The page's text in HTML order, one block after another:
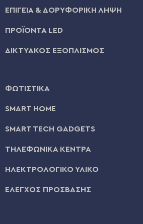
ΕΠΙΓΕΙΑ & ΔΟΡΥΦΟΡΙΚΗ ΛΗΨΗ
ΠΡΟΪΟΝΤΑ LED
ΔΙΚΤΥΑΚΟΣ ΕΞΟΠΛΙΣΜΟΣ
ΦΩΤΙΣΤΙΚΑ
SMART HOME
SMART TECH GADGETS
ΤΗΛΕΦΩΝΙΚΑ ΚΕΝΤΡΑ
ΗΛΕΚΤΡΟΛΟΓΙΚΟ ΥΛΙΚΟ
ΕΛΕΓΧΟΣ ΠΡΟΣΒΑΣΗΣ